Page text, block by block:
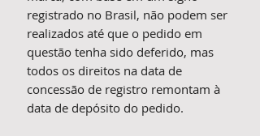
registrado no Brasil, não podem ser
realizados até que o pedido em
questão tenha sido deferido, mas
todos os direitos na data de
concessão de registro remontam à
data de depósito do pedido.